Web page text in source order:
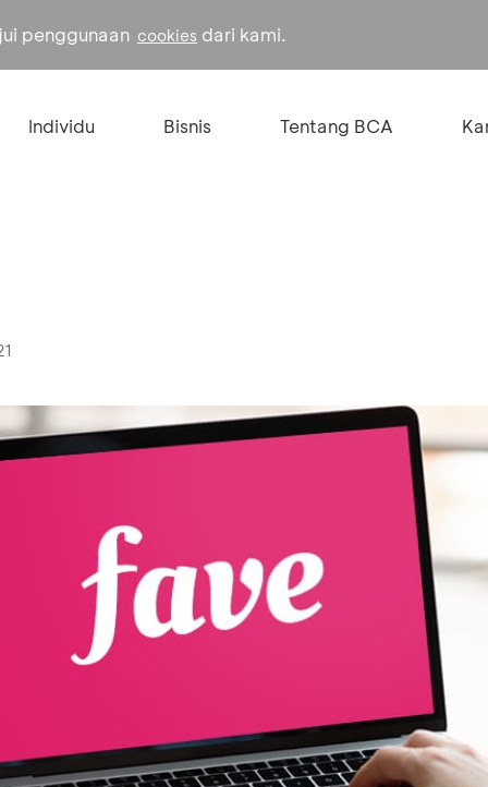
penggunaan cookies dari kami.
Individu Bisnis Tentang BCA